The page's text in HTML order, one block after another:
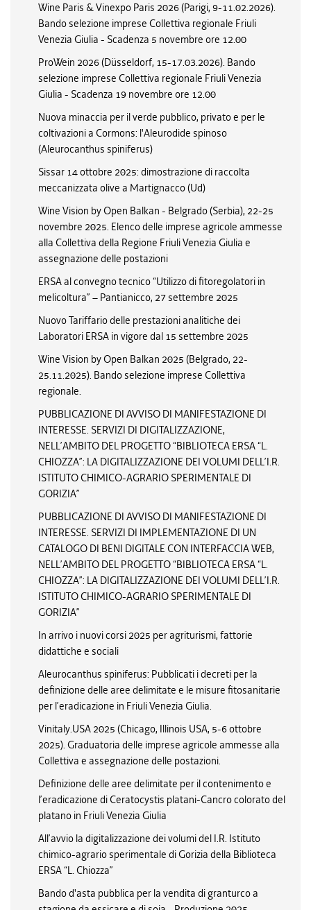
Wine Paris & Vinexpo Paris 2026 (Parigi, 9-11.02.2026).
Bando selezione imprese Collettiva regionale Friuli
Venezia Giulia - Scadenza 5 novembre ore 12.00
ProWein 2026 (Düsseldorf, 15-17.03.2026). Bando
selezione imprese Collettiva regionale Friuli Venezia
Giulia - Scadenza 19 novembre ore 12.00
Nuova minaccia per il verde pubblico, privato e per le
coltivazioni a Cormons: l'Aleurodide spinoso
(Aleurocanthus spiniferus)
Sissar 14 ottobre 2025: dimostrazione di raccolta
meccanizzata olive a Martignacco (Ud)
Wine Vision by Open Balkan - Belgrado (Serbia), 22-25
novembre 2025. Elenco delle imprese agricole ammesse
alla Collettiva della Regione Friuli Venezia Giulia e
assegnazione delle postazioni
ERSA al convegno tecnico “Utilizzo di fitoregolatori in
melicoltura” – Pantianicco, 27 settembre 2025
Nuovo Tariffario delle prestazioni analitiche dei
Laboratori ERSA in vigore dal 15 settembre 2025
Wine Vision by Open Balkan 2025 (Belgrado, 22-
25.11.2025). Bando selezione imprese Collettiva
regionale.
PUBBLICAZIONE DI AVVISO DI MANIFESTAZIONE DI
INTERESSE. SERVIZI DI DIGITALIZZAZIONE,
NELL’AMBITO DEL PROGETTO “BIBLIOTECA ERSA “L.
CHIOZZA”: LA DIGITALIZZAZIONE DEI VOLUMI DELL’I.R.
ISTITUTO CHIMICO-AGRARIO SPERIMENTALE DI
GORIZIA”
PUBBLICAZIONE DI AVVISO DI MANIFESTAZIONE DI
INTERESSE. SERVIZI DI IMPLEMENTAZIONE DI UN
CATALOGO DI BENI DIGITALE CON INTERFACCIA WEB,
NELL’AMBITO DEL PROGETTO “BIBLIOTECA ERSA “L.
CHIOZZA”: LA DIGITALIZZAZIONE DEI VOLUMI DELL’I.R.
ISTITUTO CHIMICO-AGRARIO SPERIMENTALE DI
GORIZIA”
In arrivo i nuovi corsi 2025 per agriturismi, fattorie
didattiche e sociali
Aleurocanthus spiniferus: Pubblicati i decreti per la
definizione delle aree delimitate e le misure fitosanitarie
per l’eradicazione in Friuli Venezia Giulia.
Vinitaly.USA 2025 (Chicago, Illinois USA, 5-6 ottobre
2025). Graduatoria delle imprese agricole ammesse alla
Collettiva e assegnazione delle postazioni.
Definizione delle aree delimitate per il contenimento e
l’eradicazione di Ceratocystis platani-Cancro colorato del
platano in Friuli Venezia Giulia
All’avvio la digitalizzazione dei volumi del I.R. Istituto
chimico-agrario sperimentale di Gorizia della Biblioteca
ERSA “L. Chiozza”
Bando d'asta pubblica per la vendita di granturco a